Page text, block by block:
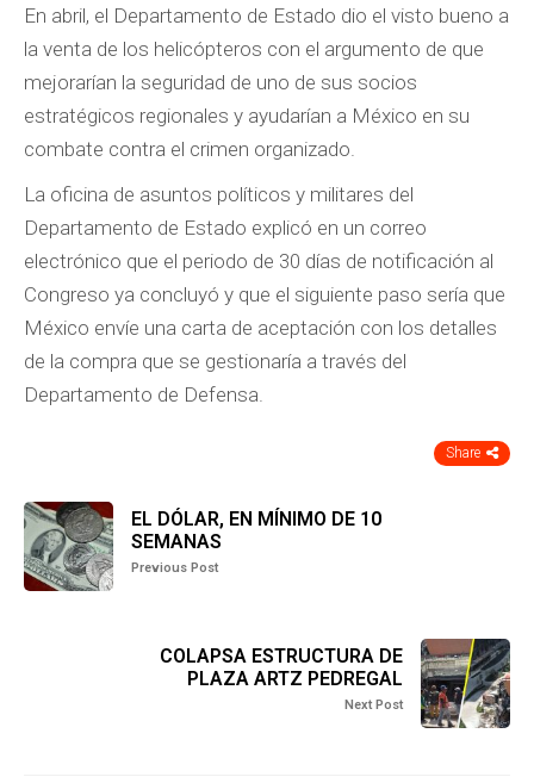
En abril, el Departamento de Estado dio el visto bueno a
la venta de los helicópteros con el argumento de que
mejorarían la seguridad de uno de sus socios
estratégicos regionales y ayudarían a México en su
combate contra el crimen organizado.
La oficina de asuntos políticos y militares del
Departamento de Estado explicó en un correo
electrónico que el periodo de 30 días de notificación al
Congreso ya concluyó y que el siguiente paso sería que
México envíe una carta de aceptación con los detalles
de la compra que se gestionaría a través del
Departamento de Defensa.
Share
EL DÓLAR, EN MÍNIMO DE 10
SEMANAS
Previous Post
COLAPSA ESTRUCTURA DE
PLAZA ARTZ PEDREGAL
Next Post